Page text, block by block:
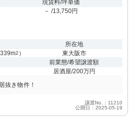
現賃料/坪単価
－ /13,750円
2 ）
所在地
東大阪市
前業態/希望譲渡額
居酒屋/200万円
抜き物件！
譲渡No.：11210
公開日：2025-05-19